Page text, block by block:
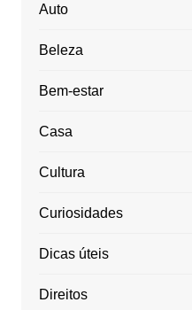
Auto
Beleza
Bem-estar
Casa
Cultura
Curiosidades
Dicas úteis
Direitos